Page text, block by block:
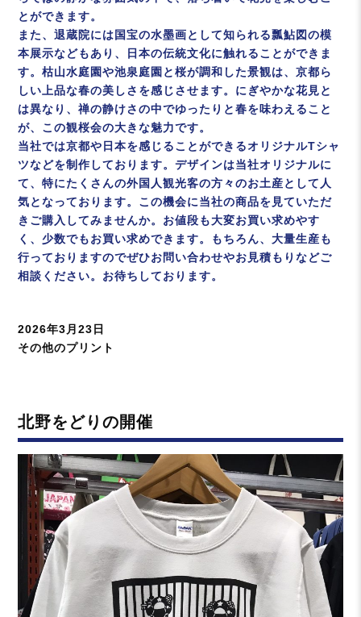
とができます。
また、退蔵院には国宝の水墨画として知られる瓢鮎図の模
本展示などもあり、日本の伝統文化に触れることができま
す。枯山水庭園や池泉庭園と桜が調和した景観は、京都ら
しい上品な春の美しさを感じさせます。にぎやかな花見と
は異なり、禅の静けさの中でゆったりと春を味わえること
が、この観桜会の大きな魅力です。
当社では京都や日本を感じることができるオリジナルTシャ
ツなどを制作しております。デザインは当社オリジナルに
て、特にたくさんの外国人観光客の方々のお土産として人
気となっております。この機会に当社の商品を見ていただ
きご購入してみませんか。お値段も大変お買い求めやす
く、少数でもお買い求めできます。もちろん、大量生産も
行っておりますのでぜひお問い合わせやお見積もりなどご
相談ください。お待ちしております。
投
稿
2026年3月23日
カ
ー
その他のプリント
北野をどりの開催